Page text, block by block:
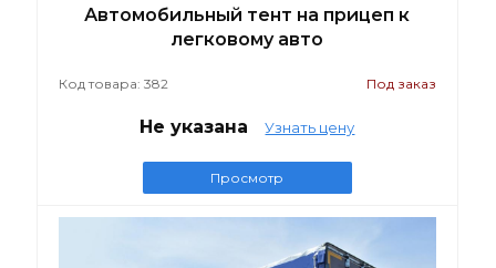
Автомобильный тент на прицеп к
легковому авто
Код товара: 382 Под заказ
Не указана Узнать цену
Просмотр